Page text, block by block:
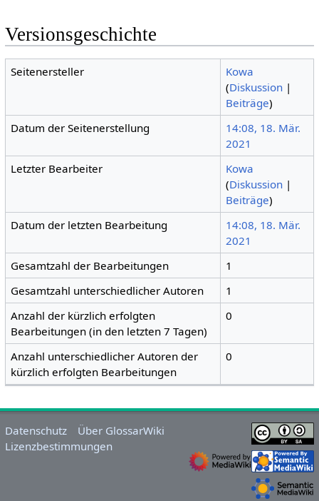
Versionsgeschichte
Seitenersteller
Kowa
(Diskussion |
Beiträge)
Datum der Seitenerstellung
14:08, 18. Mär.
2021
Letzter Bearbeiter
Kowa
(Diskussion |
Beiträge)
Datum der letzten Bearbeitung
14:08, 18. Mär.
2021
Gesamtzahl der Bearbeitungen
1
Gesamtzahl unterschiedlicher Autoren
1
Anzahl der kürzlich erfolgten
Bearbeitungen (in den letzten 7 Tagen)
0
Anzahl unterschiedlicher Autoren der
kürzlich erfolgten Bearbeitungen
0
Datenschutz
Über GlossarWiki
Lizenzbestimmungen